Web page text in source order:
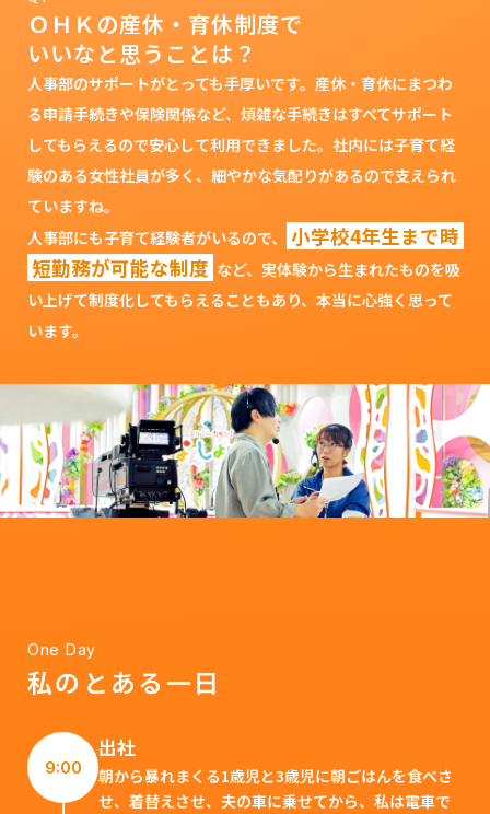
ＯＨＫの産休・育休制度で
いいなと思うことは？
人事部のサポートがとっても手厚いです。産休・育休にまつわ
る申請手続きや保険関係など、煩雑な手続きはすべてサポート
してもらえるので安心して利用できました。社内には子育て経
験のある女性社員が多く、細やかな気配りがあるので支えられ
ていますね。
人事部にも子育て経験者がいるので、
小学校4年生まで時
短勤務が可能な制度 など、実体験から生まれたものを吸
い上げて制度化してもらえることもあり、本当に心強く思って
います。
One Day
私のとある一日
9:00
出社
朝から暴れまくる1歳児と3歳児に朝ごはんを食べさ
せ、着替えさせ、夫の車に乗せてから、私は電車で